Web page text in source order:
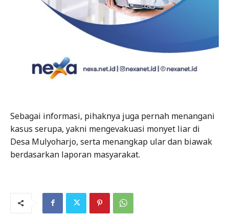
Sebagai informasi, pihaknya juga pernah menangani
kasus serupa, yakni mengevakuasi monyet liar di
Desa Mulyoharjo, serta menangkap ular dan biawak
berdasarkan laporan masyarakat.